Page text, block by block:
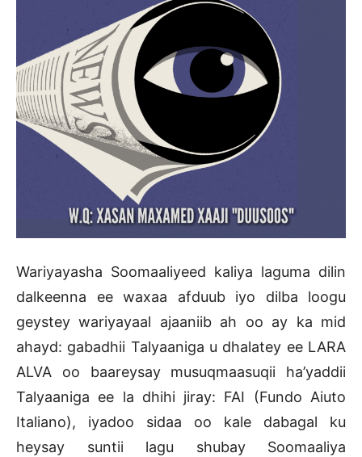
Wariyayasha Soomaaliyeed kaliya laguma dilin
dalkeenna ee waxaa afduub iyo dilba loogu
geystey wariyayaal ajaaniib ah oo ay ka mid
ahayd: gabadhii Talyaaniga u dhalatey ee LARA
ALVA oo baareysay musuqmaasuqii ha’yaddii
Talyaaniga ee la dhihi jiray: FAI (Fundo Aiuto
Italiano), iyadoo sidaa oo kale dabagal ku
heysay suntii lagu shubay Soomaaliya